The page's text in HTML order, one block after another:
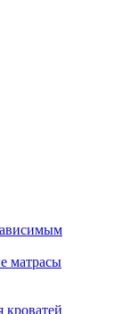
матрасы
кроватей